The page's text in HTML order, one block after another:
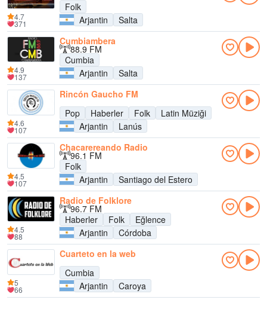
Folk
Arjantin
Salta
4.7
371
Cumbiambera
88.9 FM
Cumbia
Arjantin
Salta
4.9
137
Rincón Gaucho FM
Pop
Haberler Folk
Latin Müziği
Arjantin
Lanús
4.6
107
Chacarereando Radio
96.1 FM
Folk
Arjantin
Santiago del Estero
4.5
107
Radio de Folklore
96.7 FM
Haberler
Folk
Eğlence
Arjantin
Córdoba
4.5
88
Cuarteto en la web
Cumbia
Arjantin
Caroya
5
66